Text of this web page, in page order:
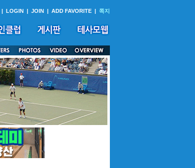
| LOGIN | JOIN | ADD FAVORITE | 쪽지